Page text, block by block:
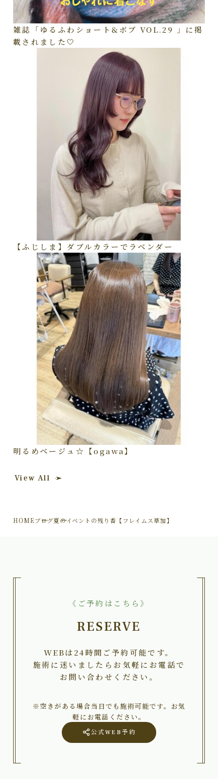
雑誌「ゆるふわショート&ボブ VOL.29 」に掲
載されました🤍
【ふじしま】ダブルカラーでラベンダー
明るめベージュ☆【ogawa】
View All
HOMEブログ夏のイベントの残り香【フレイムス草加】
《ご予約はこちら》
RESERVE
WEBは24時間ご予約可能です。
施術に迷いましたらお気軽にお電話で
お問い合わせください。
※空きがある場合当日でも施術可能です。お気
軽にお電話ください。
公式WEB予約